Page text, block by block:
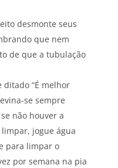
desmonte seus
que nem
de que a tubulação
ditado “É melhor
se sempre
não houver a
jogue água
para limpar o
por semana na pia